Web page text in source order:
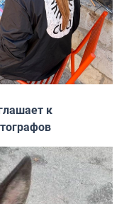
к